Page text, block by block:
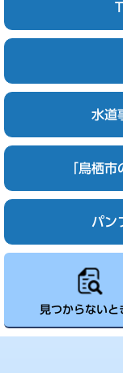
水道
「鳥栖
パン
見つからないと